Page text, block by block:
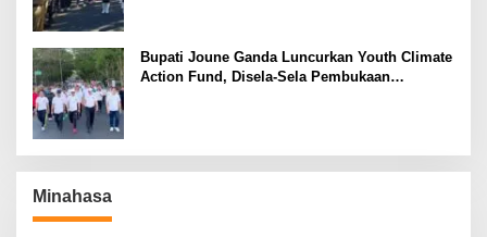
Bupati Joune Ganda Luncurkan Youth Climate
Action Fund, Disela-Sela Pembukaan
Minahasa